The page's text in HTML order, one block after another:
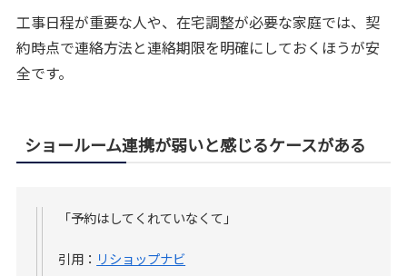
工事日程が重要な人や、在宅調整が必要な家庭では、契
約時点で連絡方法と連絡期限を明確にしておくほうが安
全です。
ショールーム連携が弱いと感じるケースがある
「予約はしてくれていなくて」
引用： リショップナビ